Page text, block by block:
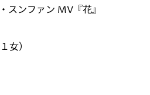
スンファン MV『花』
女）